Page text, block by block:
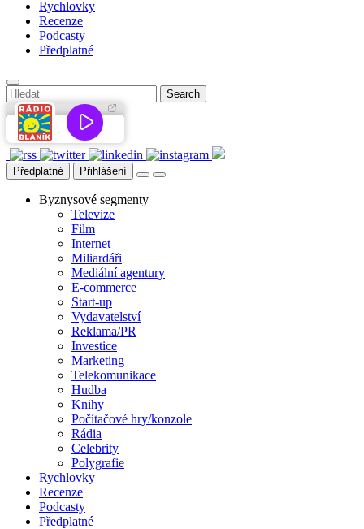
Rychlovky
Recenze
Podcasty
Předplatné
Předplatné Přihlášení
Byznysové segmenty
Televize
Film
Internet
Miliardáři
Mediální agentury
E-commerce
Start-up
Vydavatelství
Reklama/PR
Investice
Marketing
Telekomunikace
Hudba
Knihy
Počítačové hry/konzole
Rádia
Celebrity
Polygrafie
Rychlovky
Recenze
Podcasty
Předplatné